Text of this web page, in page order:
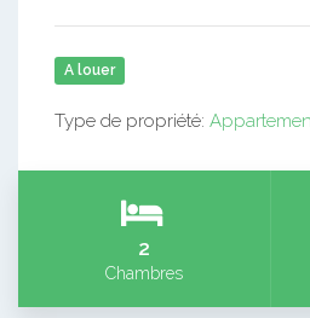
A louer
Type de propriété:
2
Chambres